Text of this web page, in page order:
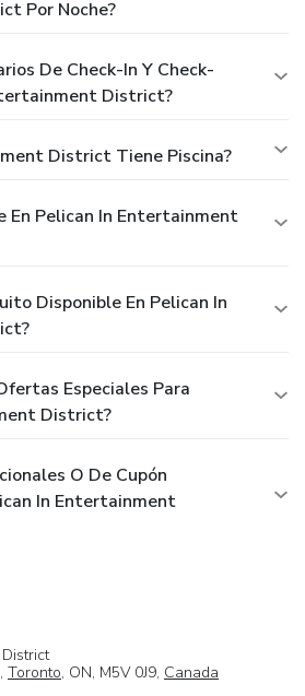
Por Noche?
De Check-In Y Check-
District?
District Tiene Piscina?
En Pelican In Entertainment
Disponible En Pelican In
Especiales Para
District?
O De Cupón
In Entertainment
Toronto, ON, M5V 0J9, Canada